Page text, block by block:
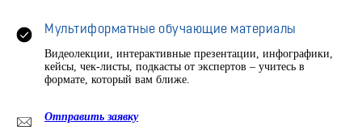
Мультиформатные обучающие материалы
Видеолекции, интерактивные презентации, инфографики,
кейсы, чек-листы, подкасты от экспертов – учитесь в
формате, который вам ближе.
Отправить заявку